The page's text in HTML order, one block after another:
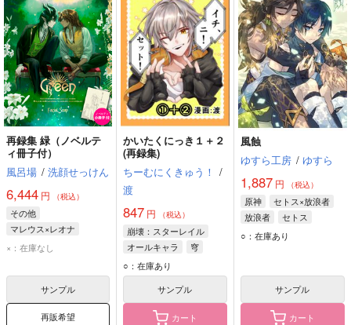
再録集 緑（ノベルテ
ィ冊子付）
風呂場 / 洗顔せっけん
6,444 円 （税込）
その他
マレウス×レオナ
マレウス・ドラコニア
×：在庫なし
サンプル
再販希望
かいたくにっき１＋２
(再録集)
ちーむにくきゅう！ /
渡
847 円 （税込）
崩壊：スターレイル
オールキャラ
穹
サンデー
○：在庫あり
サンプル
カート
風蝕
ゆすら工房 / ゆすら
1,887円 （税込）
原神
セトス×放浪者
放浪者
セトス
ナヒーダ
○：在庫あり
サンプル
カート